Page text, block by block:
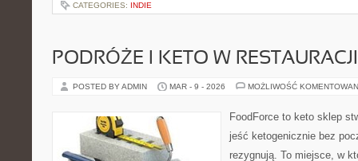
CATEGORIES: INDIE
PODRÓŻE I KETO W RESTAURACJI
POSTED BY ADMIN MAR - 9 - 2026 MOŻLIWOŚĆ
FoodForce to keto sklep
jeść ketogenicznie bez
rezygnują. To miejsce, w